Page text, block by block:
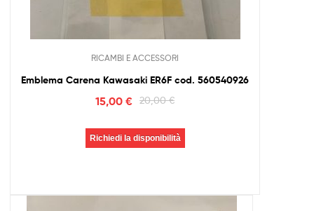
RICAMBI E ACCESSORI
Emblema Carena Kawasaki ER6F cod. 560540926
20,00€
15,00€
Richiedi la disponibilità